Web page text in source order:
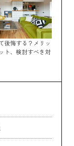
後悔する？メリッ
ト、検討すべき対